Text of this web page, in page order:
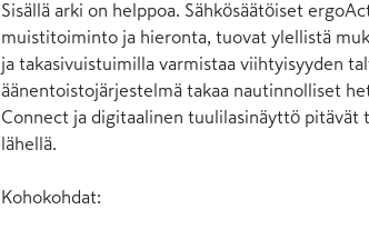
Sisällä arki on helppoa. Sähkösäätöiset
muistitoiminto ja hieronta, tuovat ylellistä
ja takasivuistuimilla varmistaa viihtyisyyden
äänentoistojärjestelmä takaa nautinnolliset
Connect ja digitaalinen tuulilasinäyttö pitävät
lähellä.
Kohokohdat: